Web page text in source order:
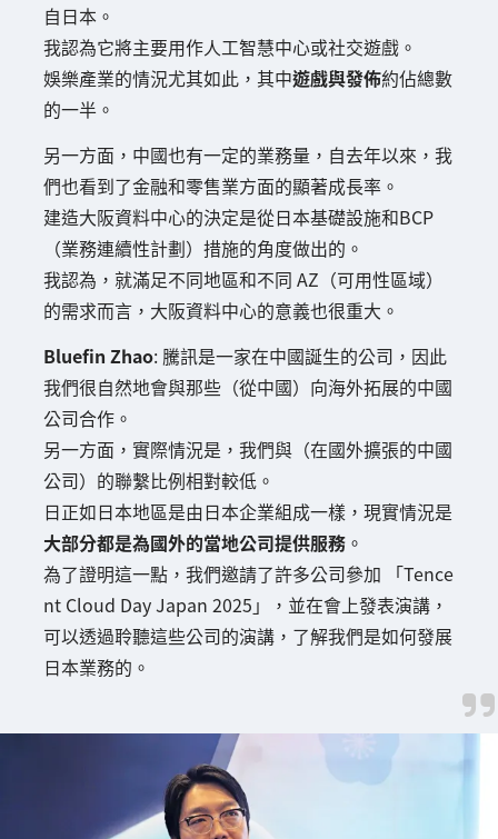
自日本。
我認為它將主要用作人工智慧中心或社交遊戲。
娛樂產業的情況尤其如此，其中遊戲與發佈約佔總數
的一半。
另一方面，中國也有一定的業務量，自去年以來，我
們也看到了金融和零售業方面的顯著成長率。
建造大阪資料中心的決定是從日本基礎設施和BCP
（業務連續性計劃）措施的角度做出的。
我認為，就滿足不同地區和不同 AZ（可用性區域）
的需求而言，大阪資料中心的意義也很重大。
Bluefin Zhao: 騰訊是一家在中國誕生的公司，因此
我們很自然地會與那些（從中國）向海外拓展的中國
公司合作。
另一方面，實際情況是，我們與（在國外擴張的中國
公司）的聯繫比例相對較低。
日正如日本地區是由日本企業組成一樣，現實情況是
大部分都是為國外的當地公司提供服務 。
為了證明這一點，我們邀請了許多公司參加 「Tence
nt Cloud Day Japan 2025」，並在會上發表演講，
可以透過聆聽這些公司的演講，了解我們是如何發展
日本業務的。